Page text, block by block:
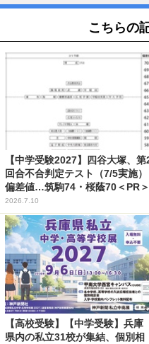
こちらの
【中学受験2027】四谷大塚、第
回合不合判定テスト（7/5実施）
偏差値…筑駒74・桜蔭70＜PR＞
2026.7.10
【高校受験】【中学受験】兵庫
県内の私立31校が集結、個別相